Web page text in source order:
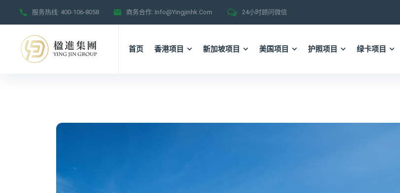
服务热线: 400-106-8058 商务合作: Info@yingjinhk.com 24小时顾问微信
首页 香港项目 新加坡项目 美国项目 护照项目 绿卡项目